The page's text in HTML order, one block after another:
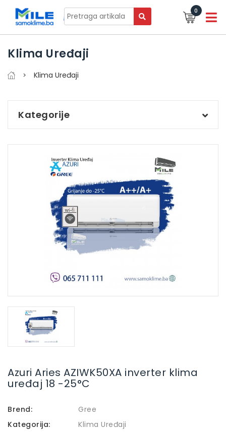
0
Klima Uređaji
Klima Uređaji
Kategorije
Azuri Aries AZIWK50XA inverter klima
uređaj 18 -25°C
Brend:
Gree
Kategorija:
Klima Uređaji